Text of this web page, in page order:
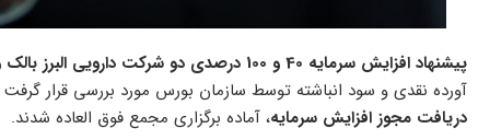
پیشنهاد افزایش سرمایه 40 و 100 درصدی دو شرکت دارویی البرز بالک و سرمایه گذاری مدیریت سرمایه مدار
آورده نقدی و سود انباشته توسط سازمان بورس مورد بررسی قرار گرفت
دریافت مجوز افزایش سرمایه، آماده برگزاری مجمع فوق العاده شدند.